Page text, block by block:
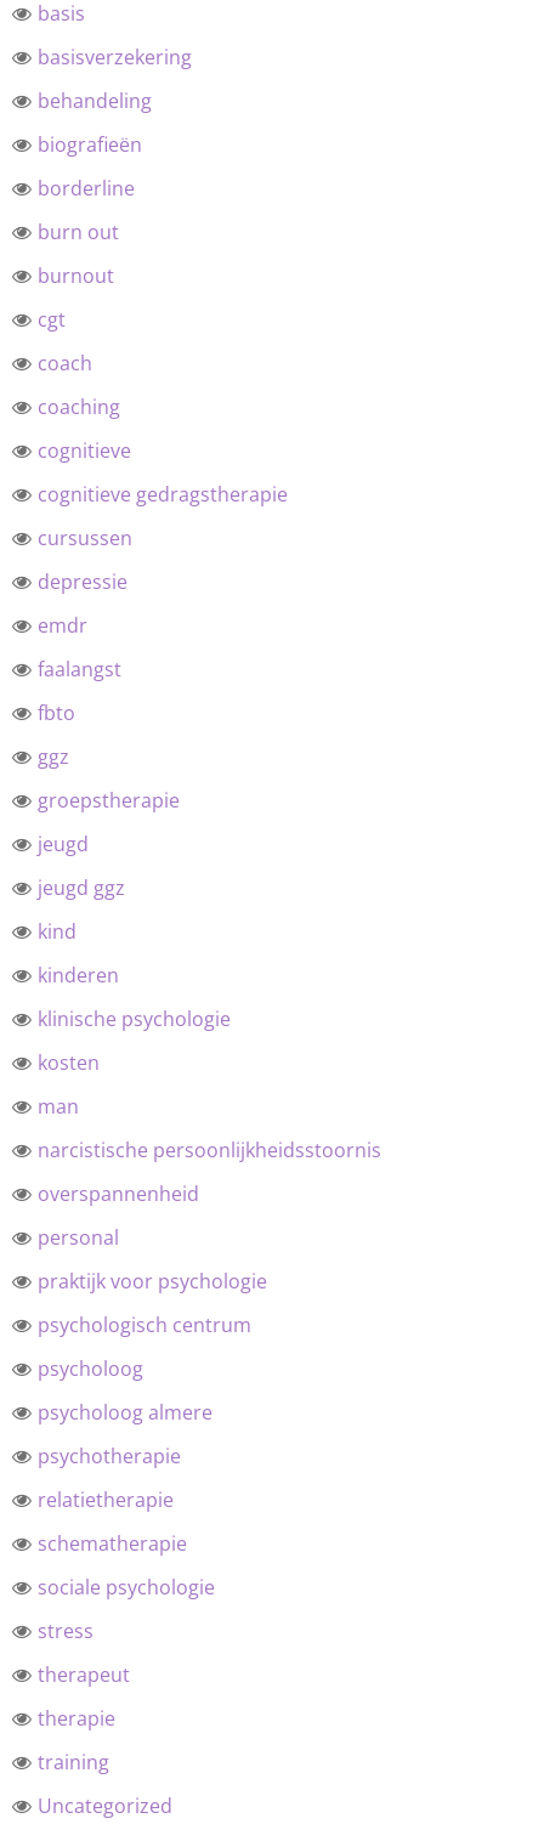
basis
basisverzekering
behandeling
biografieën
borderline
burn out
burnout
cgt
coach
coaching
cognitieve
cognitieve gedragstherapie
cursussen
depressie
emdr
faalangst
fbto
ggz
groepstherapie
jeugd
jeugd ggz
kind
kinderen
klinische psychologie
kosten
man
narcistische persoonlijkheidsstoornis
overspannenheid
personal
praktijk voor psychologie
psychologisch centrum
psycholoog
psycholoog almere
psychotherapie
relatietherapie
schematherapie
sociale psychologie
stress
therapeut
therapie
training
Uncategorized